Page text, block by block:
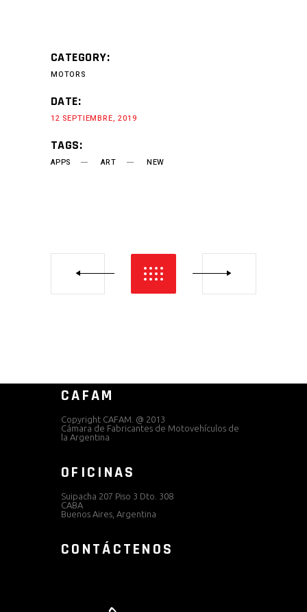
CATEGORY:
MOTORS
DATE:
12 SEPTIEMBRE, 2019
TAGS:
APPS ART NEW
CAFAM
Copyright CAFAM. @ 2013
Cámara de Fabricantes de Motovehículos de
la Argentina
OFICINAS
Suipacha 207 Piso 3 Dto. 308
CABA
Buenos Aires, Argentina
CONTÁCTENOS